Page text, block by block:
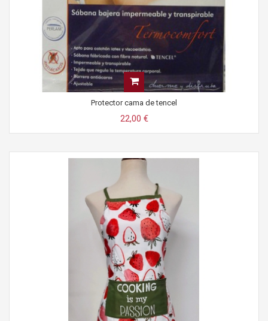
Protector cama de tencel
22,00 €